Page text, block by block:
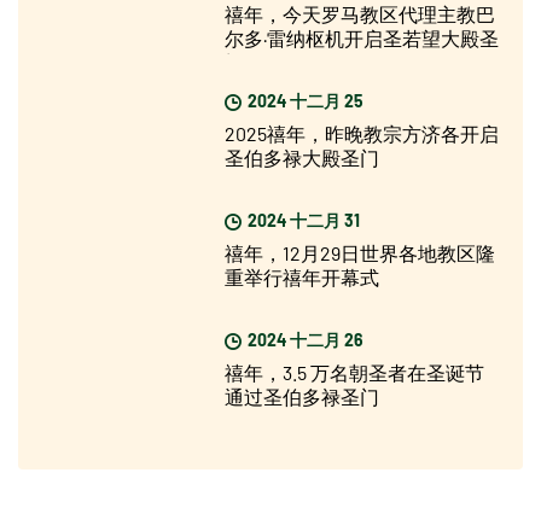
禧年，今天罗马教区代理主教巴
尔多·雷纳枢机开启圣若望大殿圣
门
2024 十二月 25
2025禧年，昨晚教宗方济各开启
圣伯多禄大殿圣门
2024 十二月 31
禧年，12月29日世界各地教区隆
重举行禧年开幕式
2024 十二月 26
禧年，3.5 万名朝圣者在圣诞节
通过圣伯多禄圣门